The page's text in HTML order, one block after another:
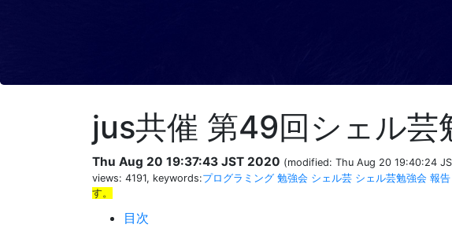
jus共催 第49回シェル芸
Thu Aug 20 19:37:43 JST 2020 (modified: Thu Aug 20 19:40:24
views: 4191, keywords:プログラミング 勉強会 シェル芸 シェル芸勉強会 報告
す。
目次